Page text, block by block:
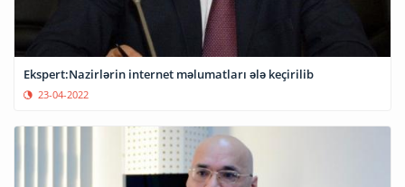
Ekspert:Nazirlərin internet məlumatları ələ keçirilib
23-04-2022